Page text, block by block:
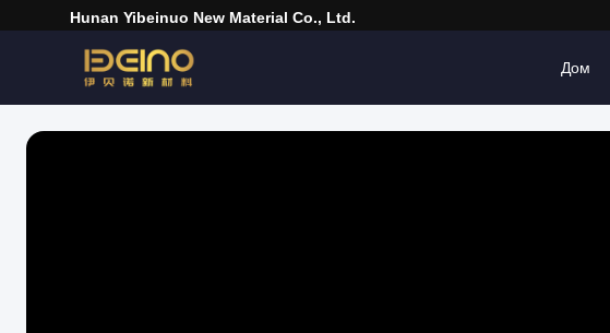
Hunan Yibeinuo New Material Co., Ltd.
Дом